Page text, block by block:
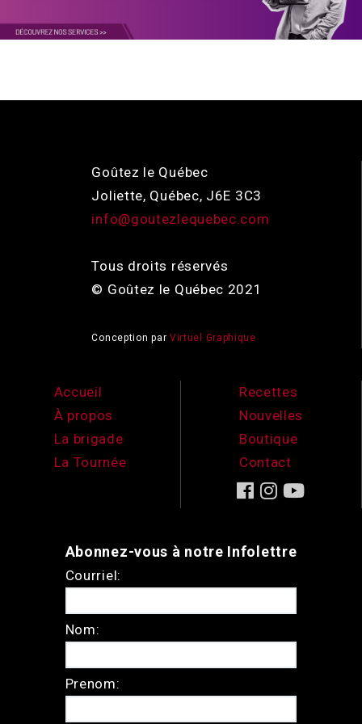
Goûtez le Québec
Joliette, Québec, J6E 3C3
info@goutezlequebec.com
Tous droits réservés
© Goûtez le Québec 2021
Conception par Virtuel Graphique
Accueil
À propos
La brigade
La Tournée
Recettes
Nouvelles
Boutique
Contact
Abonnez-vous à notre Infolettre
Courriel:
Nom:
Prenom: